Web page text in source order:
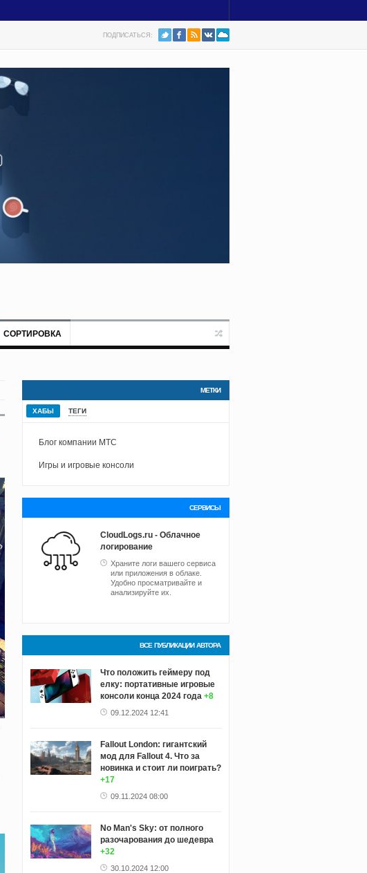
ПОДПИСАТЬСЯ:
СОРТИРОВКА
МЕТКИ
ХАБЫ ТЕГИ
Блог компании МТС
Игры и игровые консоли
СЕРВИСЫ
CloudLogs.ru - Облачное
логирование
Храните логи вашего сервиса
или приложения в облаке.
Удобно просматривайте и
анализируйте их.
ВСЕ ПУБЛИКАЦИИ АВТОРА
Что положить геймеру под
елку: портативные игровые
консоли конца 2024 года +8
09.12.2024 12:41
Fallout London: гигантский
мод для Fallout 4. Что за
новинка и стоит ли поиграть?
+17
09.11.2024 08:00
No Man's Sky: от полного
разочарования до шедевра
+32
30.10.2024 12:00